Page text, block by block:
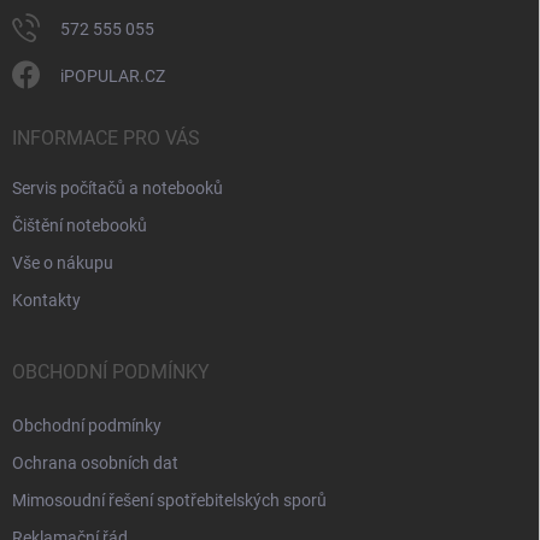
572 555 055
iPOPULAR.CZ
INFORMACE PRO VÁS
Servis počítačů a notebooků
Čištění notebooků
Vše o nákupu
Kontakty
OBCHODNÍ PODMÍNKY
Obchodní podmínky
Ochrana osobních dat
Mimosoudní řešení spotřebitelských sporů